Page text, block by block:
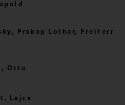
Prokop Lothar, Freiherr
Otto
Lajos